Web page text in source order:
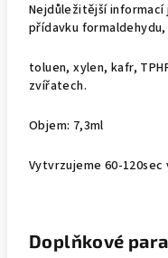
Nejdůležitější informací
přídavku
toluen, xylen, kafr,
zvířatech.
Objem: 7,3ml
Vytvrzujeme 60-120sec
Doplňkové